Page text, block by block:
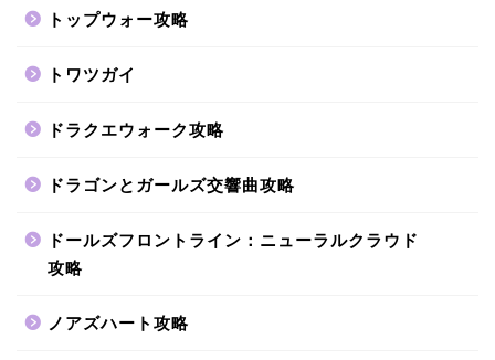
トップウォー攻略
トワツガイ
ドラクエウォーク攻略
ドラゴンとガールズ交響曲攻略
ドールズフロントライン：ニューラルクラウド
攻略
ノアズハート攻略